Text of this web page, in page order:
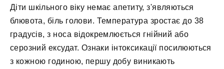
Діти шкільного віку немає апетиту, з'являються
блювота, біль голови. Температура зростає до 38
градусів, з носа відокремлюється гнійний або
серозний ексудат. Ознаки інтоксикації посилюються
з кожною годиною, першу добу виникають